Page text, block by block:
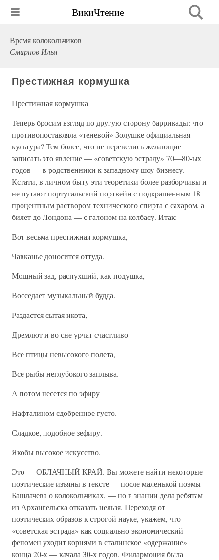
ВикиЧтение
Время колокольчиков
Смирнов Илья
Престижная кормушка
Престижная кормушка
Теперь бросим взгляд по другую сторону баррикады: что
противопоставляла «теневой» Золушке официальная
культура? Тем более, что не перевелись желающие
записать это явление — «советскую эстраду» 70—80-ых
годов — в родственники к западному шоу-бизнесу.
Кстати, в личном быту эти теоретики более разборчивы и
не путают португальский портвейн с подкрашенным 18-
процентным раствором технического спирта с сахаром, а
билет до Лондона — с галоном на колбасу. Итак:
Вот весьма престижная кормушка,
Чавканье доносится оттуда.
Мощный зад, распухший, как подушка, —
Восседает музыкальный будда.
Раздастся сытая икота,
Дремлют и во сне урчат счастливо
Все птицы невысокого полета,
Все рыбы неглубокого заплыва.
А потом несется по эфиру
Нафталином сдобренное густо.
Сладкое, подобное зефиру.
Якобы высокое искусство.
Это — ОБЛАЧНЫЙ КРАЙ. Вы можете найти некоторые
поэтические изъяны в тексте — после маленькой поэмы
Башлачева о колокольчиках, — но в знании дела ребятам
из Архангельска отказать нельзя. Переходя от
поэтических образов к строгой науке, укажем, что
«советская эстрада» как социально-экономический
феномен уходит корнями в сталинское «одержание»
конца 20-х — качала 30-х годов. Филармония была